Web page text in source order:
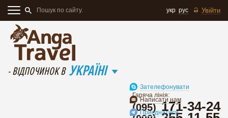
Увійти
укр рус
- ВІДПОЧИНОК В УКРАЇНІ
Гаряча лінія:
(095)171-34-24
Зателефонувати
Написати нам
Приєднатися